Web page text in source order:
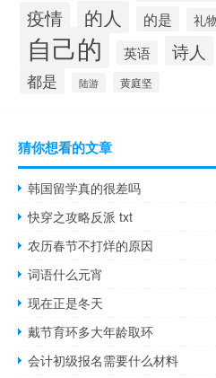
疫情 的人 的是 礼
自己的 英语 诗人
都是 陆游 黄庭坚
猜你想看的文章
韩国留学真的很差吗
快穿之攻略反派 txt
农历春节不打烊的原因
词语什么元宵
现在正是冬天
戴节育环多大年龄取环
会计初级报名需要什么材料